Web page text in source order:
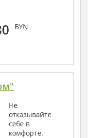
BYN
Не
отказывайте
себе в
комфорте.